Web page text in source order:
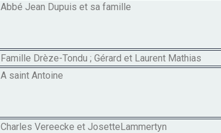
Abbé Jean Dupuis et sa famille
Famille Drèze-Tondu ; Gérard et Laurent Mathias
A saint Antoine
Charles Vereecke et JosetteLammertyn